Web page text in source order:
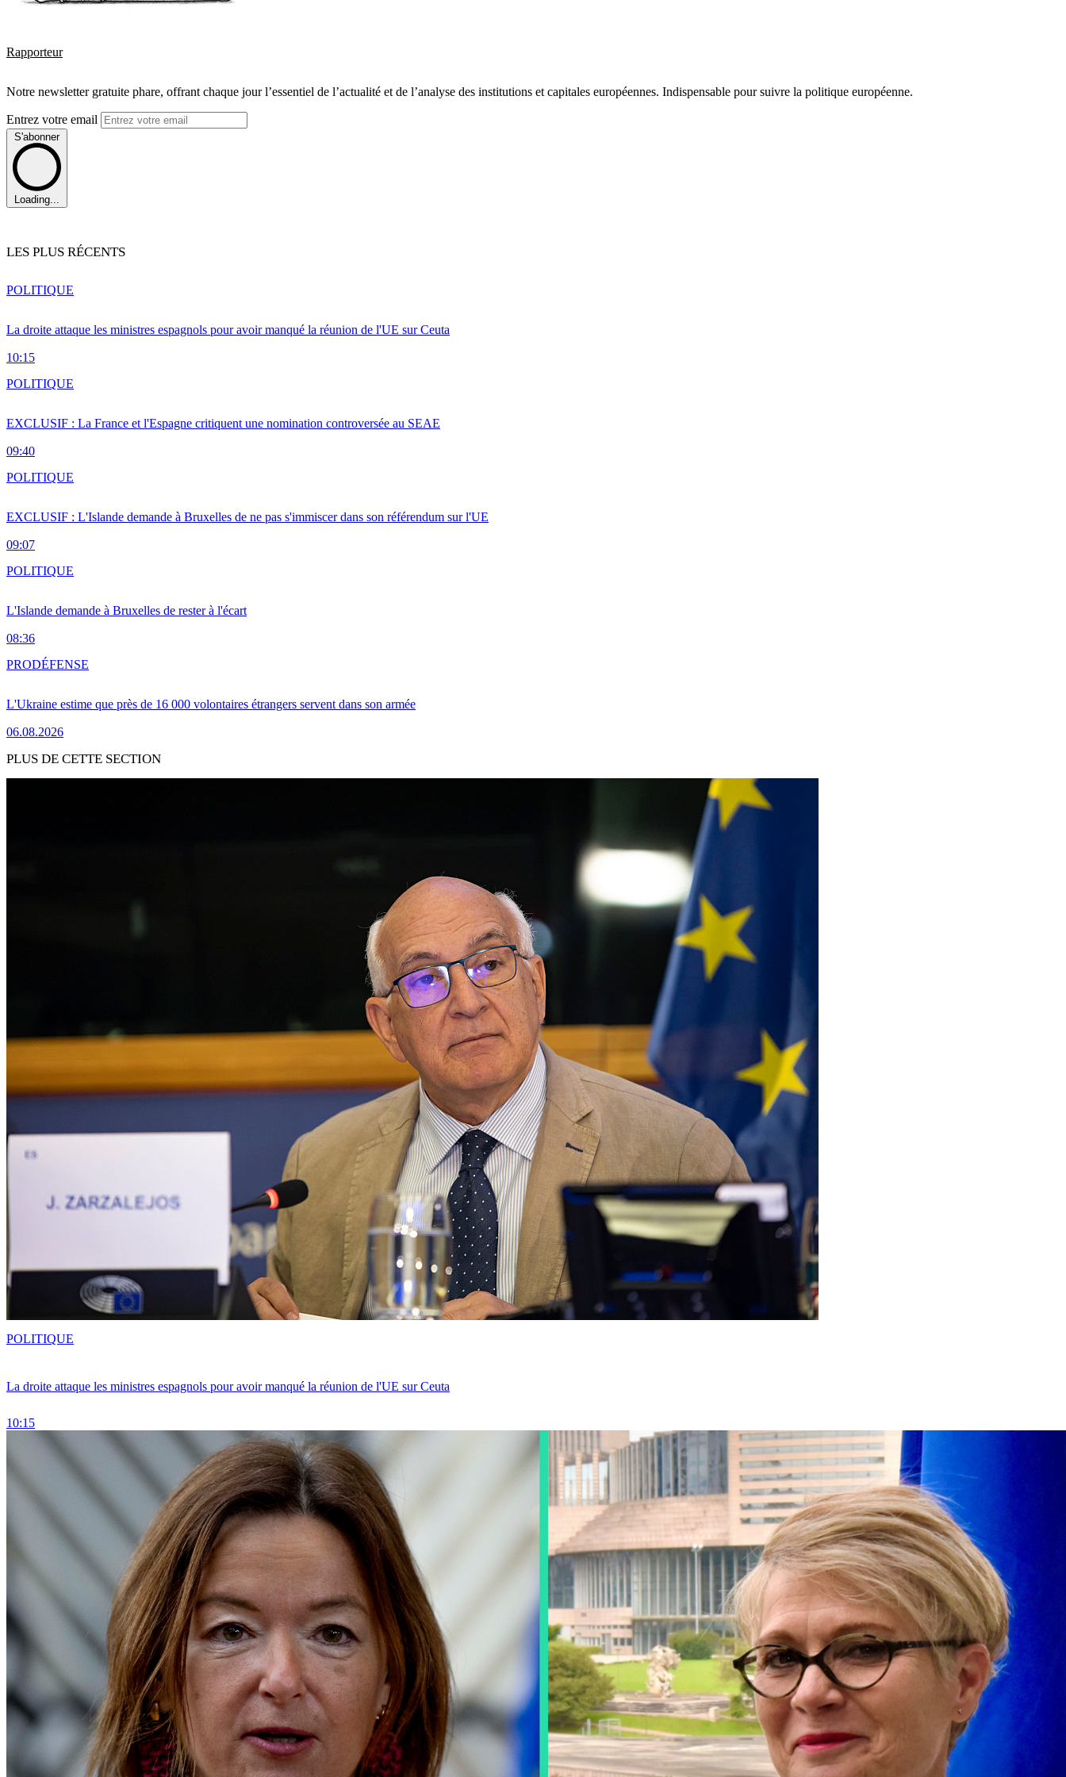
Rapporteur
Notre newsletter gratuite phare, offrant chaque jour l’essentiel de l’actualité et de l’analyse des institutions et capitales européennes. Indispensable pour suivre la politique européenne.
Entrez votre email
S'abonner
Loading...
LES PLUS RÉCENTS
La droite attaque les ministres espagnols pour avoir manqué la réunion de l'UE sur Ceuta
10:15
POLITIQUE
EXCLUSIF : La France et l'Espagne critiquent une nomination controversée au SEAE
09:40
POLITIQUE
EXCLUSIF : L'Islande demande à Bruxelles de ne pas s'immiscer dans son référendum sur l'UE
09:07
POLITIQUE
L'Islande demande à Bruxelles de rester à l'écart
08:36
POLITIQUE
L'Ukraine estime que près de 16 000 volontaires étrangers servent dans son armée
06.08.2026
PRODÉFENSE
PLUS DE CETTE SECTION
La droite attaque les ministres espagnols pour avoir manqué la réunion de l'UE sur Ceuta
10:15
POLITIQUE